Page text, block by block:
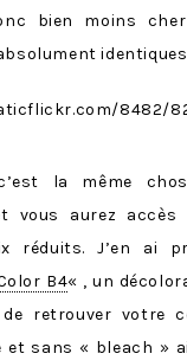
bien moins
la même
vous aurez
réduits. J’en ai
B4« , un
retrouver votre
et sans « bleach »